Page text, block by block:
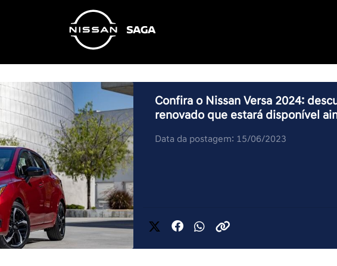
Confira o Nissan Versa 2024:
renovado que estará disponível
Data da postagem: 15/06/2023